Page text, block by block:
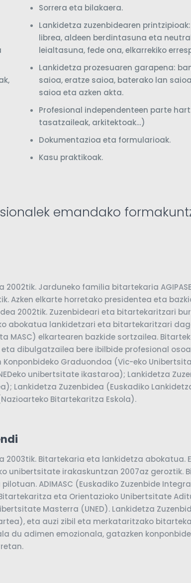
Sorrera eta bilakaera.
Lankidetza zuzenbidearen
librea, aldeen berdintasuna eta
leialtasuna, fede ona, elkarrekiko
Lankidetza prozesuaren garapena:
saioa, eratze saioa, baterako lan
saioa eta azken akta.
Profesional independenteen parte
tasatzaileak, arkitektoak…)
Dokumentazioa eta formularioak.
Kasu praktikoak.
emandako
2002tik. Jarduneko familia bitartekaria
Azken elkarte horretako presidentea eta
2002tik. Zuzenbideari eta bitartekaritzari
abokatua lankidetzari eta bitartekaritzari
MASC) elkartearen bazkide sortzailea.
dibulgatzailea bere ibilbide profesional
Graduondoa (Vic-eko
unibertsitate ikastaroa); Lankidetza
Lankidetza Zuzenbidea (Euskadiko
Bitartekaritza Eskola).
2003tik. Bitartekaria eta lankidetza abokatua.
unibertsitate irakaskuntzan 2007az geroztik.
ADIMASC (Euskadiko Zuzenbide
eta Orientazioko Unibertsitate
Masterra (UNED). Lankidetza
eta auzi zibil eta merkataritzako
du adimen emozionala, gatazken